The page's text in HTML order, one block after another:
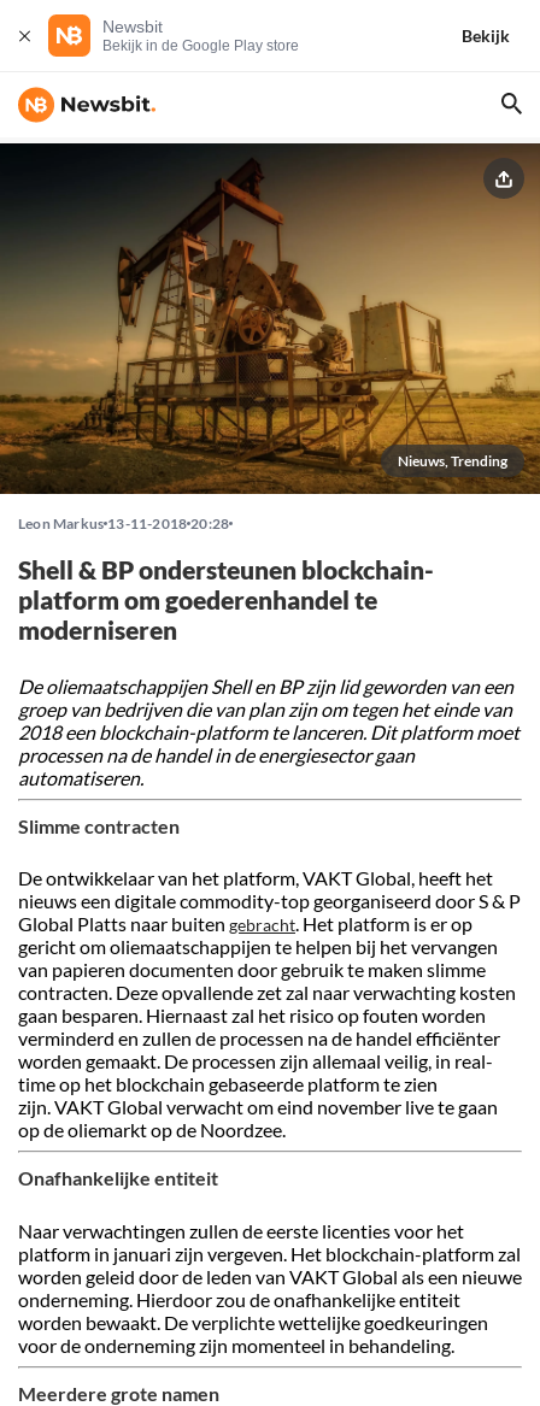
Newsbit
Bekijk in de Google Play store
Bekijk
Nieuws, Trending
Leon Markus 13-11-2018 20:28
Shell & BP ondersteunen blockchain-
platform om goederenhandel te
moderniseren
De oliemaatschappijen Shell en BP zijn lid geworden van een
groep van bedrijven die van plan zijn om tegen het einde van
2018 een blockchain-platform te lanceren. Dit platform moet
processen na de handel in de energiesector gaan
automatiseren.
Slimme contracten
De ontwikkelaar van het platform, VAKT Global, heeft het
nieuws een digitale commodity-top georganiseerd door S & P
Global Platts naar buiten gebracht. Het platform is er op
gericht om oliemaatschappijen te helpen bij het vervangen
van papieren documenten door gebruik te maken slimme
contracten. Deze opvallende zet zal naar verwachting kosten
gaan besparen. Hiernaast zal het risico op fouten worden
verminderd en zullen de processen na de handel efficiënter
worden gemaakt. De processen zijn allemaal veilig, in real-
time op het blockchain gebaseerde platform te zien
zijn. VAKT Global verwacht om eind november live te gaan
op de oliemarkt op de Noordzee.
Onafhankelijke entiteit
Naar verwachtingen zullen de eerste licenties voor het
platform in januari zijn vergeven. Het blockchain-platform zal
worden geleid door de leden van VAKT Global als een nieuwe
onderneming. Hierdoor zou de onafhankelijke entiteit
worden bewaakt. De verplichte wettelijke goedkeuringen
voor de onderneming zijn momenteel in behandeling.
Meerdere grote namen